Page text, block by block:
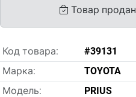
Товар продан
Код товара:
#39131
Марка:
TOYOTA
Модель:
PRIUS